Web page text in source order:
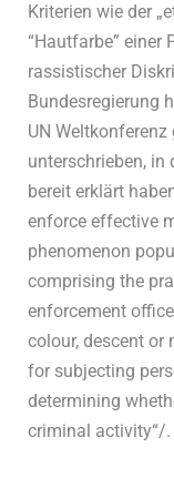
Kriterien wie der
“Hautfarbe” einer
rassistischer
Bundesregierung
UN
unterschrieben, in
bereit erklärt
enforce effective
phenomenon
comprising the
enforcement
colour, descent
for subjecting
determining
criminal activity“/.